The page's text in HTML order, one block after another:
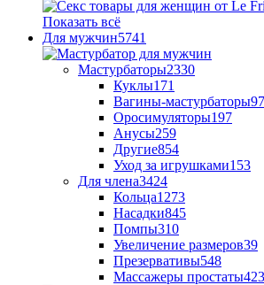
Показать всё
Для мужчин5741
Мастурбаторы2330
Куклы171
Вагины-мастурбаторы
Оросимуляторы197
Анусы259
Другие854
Уход за игрушками153
Для члена3424
Кольца1273
Насадки845
Помпы310
Увеличение размеров39
Презервативы548
Массажеры простаты423